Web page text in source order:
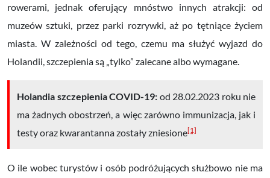
rowerami, jednak oferujący mnóstwo innych atrakcji: od
muzeów sztuki, przez parki rozrywki, aż po tętniące życiem
miasta. W zależności od tego, czemu ma służyć wyjazd do
Holandii, szczepienia są „tylko” zalecane albo wymagane.
Holandia szczepienia COVID-19: od 28.02.2023 roku nie
ma żadnych obostrzeń, a więc zarówno immunizacja, jak i
testy oraz kwarantanna zostały zniesione[1]
O ile wobec turystów i osób podróżujących służbowo nie ma